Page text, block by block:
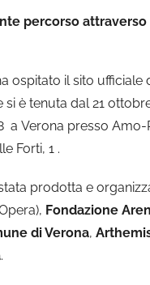
percorso attraverso
ospitato il sito ufficiale
è tenuta dal 21
a Verona presso Amo-
Forti, 1 .
prodotta e
Fondazione
di Verona,
.